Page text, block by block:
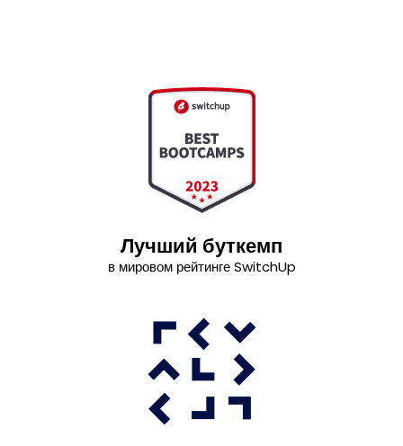
Лучший буткемп
в мировом рейтинге SwitchUp